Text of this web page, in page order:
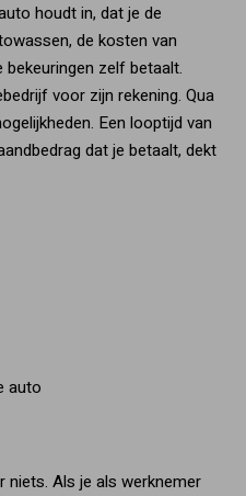
houdt in, dat je de
de kosten van
bekeuringen zelf betaalt.
voor zijn rekening. Qua
Een looptijd van
dat je betaalt, dekt
auto
niets. Als je als werknemer